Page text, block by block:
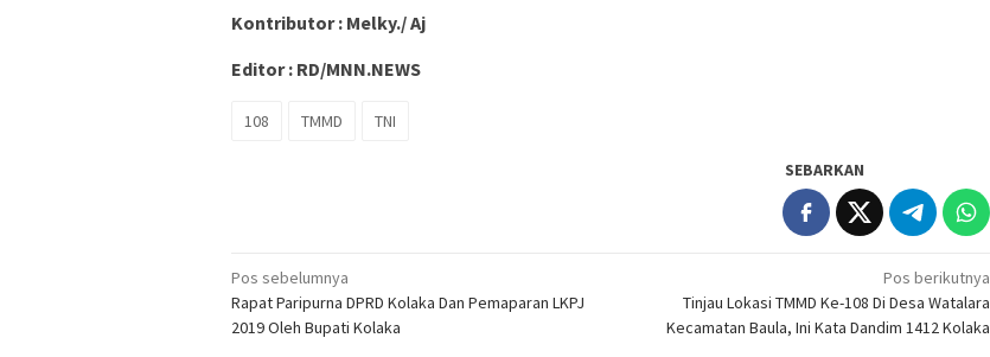
Kontributor : Melky./ Aj
Editor : RD/MNN.NEWS
108 TMMD TNI
SEBARKAN
Navigasi
pos
Pos sebelumnya
Rapat Paripurna DPRD Kolaka Dan Pemaparan LKPJ
2019 Oleh Bupati Kolaka
Pos berikutnya
Tinjau Lokasi TMMD Ke-108 Di Desa Watalara
Kecamatan Baula, Ini Kata Dandim 1412 Kolaka